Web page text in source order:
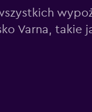
Varna, takie